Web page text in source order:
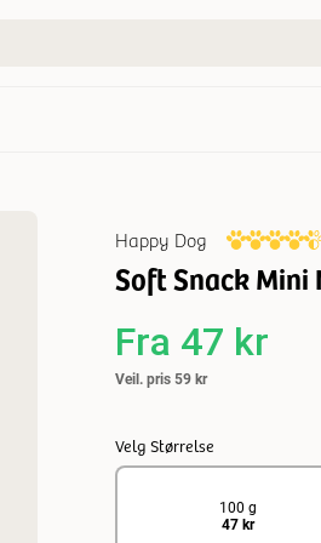
Happy Dog
Soft Snack Mini
Fra 47 kr
Veil. pris59 kr
Velg Størrelse
100 g
47 kr